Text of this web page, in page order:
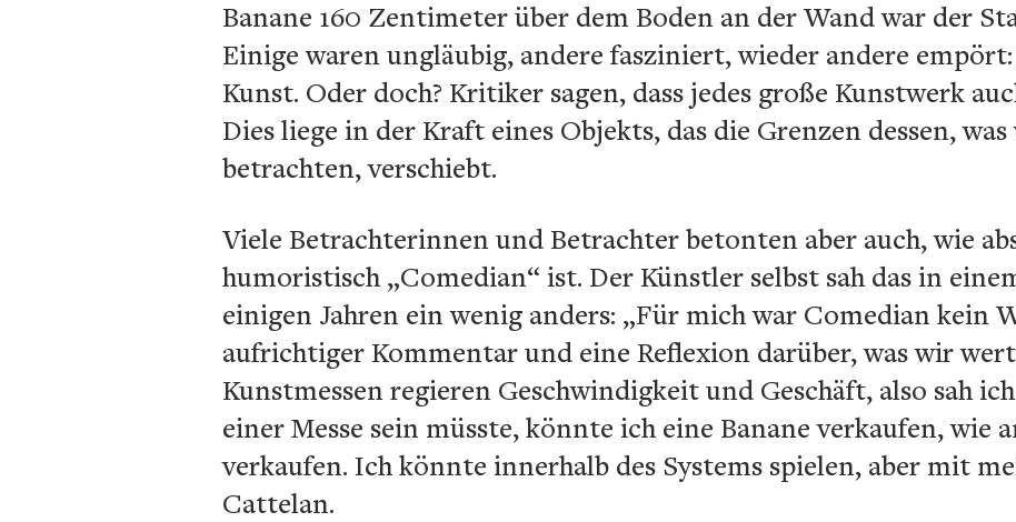
Banane 160 Zentimeter über dem Boden an der Wand war der
Einige waren ungläubig, andere fasziniert, wieder andere
Kunst. Oder doch? Kritiker sagen, dass jedes große Kunstwerk
Dies liege in der Kraft eines Objekts, das die Grenzen dessen,
betrachten, verschiebt.
Viele Betrachterinnen und Betrachter betonten aber auch, wie
humoristisch „Comedian“ ist. Der Künstler selbst sah das in
einigen Jahren ein wenig anders: „Für mich war Comedian kein
aufrichtiger Kommentar und eine Reflexion darüber, was wir
Kunstmessen regieren Geschwindigkeit und Geschäft, also sah
einer Messe sein müsste, könnte ich eine Banane verkaufen, wie
verkaufen. Ich könnte innerhalb des Systems spielen, aber mit
Cattelan.